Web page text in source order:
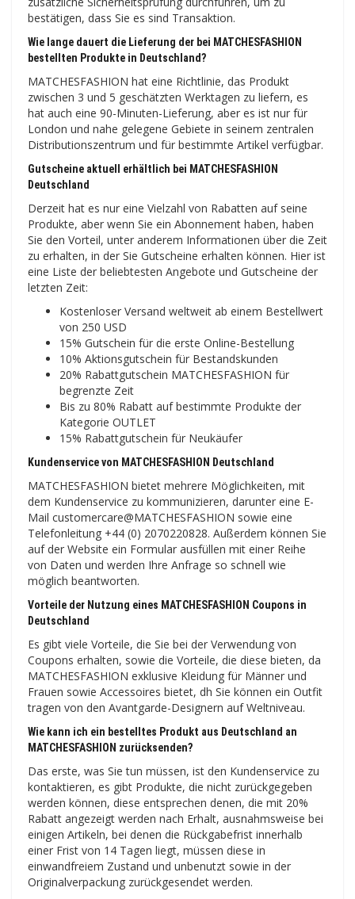
bestätigen, dass Sie es sind Transaktion.
Wie lange dauert die Lieferung der bei MATCHESFASHION
bestellten Produkte in Deutschland?
MATCHESFASHION hat eine Richtlinie, das Produkt
zwischen 3 und 5 geschätzten Werktagen zu liefern, es
hat auch eine 90-Minuten-Lieferung, aber es ist nur für
London und nahe gelegene Gebiete in seinem zentralen
Distributionszentrum und für bestimmte Artikel verfügbar.
Gutscheine aktuell erhältlich bei MATCHESFASHION
Deutschland
Derzeit hat es nur eine Vielzahl von Rabatten auf seine
Produkte, aber wenn Sie ein Abonnement haben, haben
Sie den Vorteil, unter anderem Informationen über die Zeit
zu erhalten, in der Sie Gutscheine erhalten können. Hier ist
eine Liste der beliebtesten Angebote und Gutscheine der
letzten Zeit:
Kostenloser Versand weltweit ab einem Bestellwert
von 250 USD
15% Gutschein für die erste Online-Bestellung
10% Aktionsgutschein für Bestandskunden
20% Rabattgutschein MATCHESFASHION für
begrenzte Zeit
Bis zu 80% Rabatt auf bestimmte Produkte der
Kategorie OUTLET
15% Rabattgutschein für Neukäufer
Kundenservice von MATCHESFASHION Deutschland
MATCHESFASHION bietet mehrere Möglichkeiten, mit
dem Kundenservice zu kommunizieren, darunter eine E-
Mail customercare@MATCHESFASHION sowie eine
Telefonleitung +44 (0) 2070220828. Außerdem können Sie
auf der Website ein Formular ausfüllen mit einer Reihe
von Daten und werden Ihre Anfrage so schnell wie
möglich beantworten.
Vorteile der Nutzung eines MATCHESFASHION Coupons in
Deutschland
Es gibt viele Vorteile, die Sie bei der Verwendung von
Coupons erhalten, sowie die Vorteile, die diese bieten, da
MATCHESFASHION exklusive Kleidung für Männer und
Frauen sowie Accessoires bietet, dh Sie können ein Outfit
tragen von den Avantgarde-Designern auf Weltniveau.
Wie kann ich ein bestelltes Produkt aus Deutschland an
MATCHESFASHION zurücksenden?
Das erste, was Sie tun müssen, ist den Kundenservice zu
kontaktieren, es gibt Produkte, die nicht zurückgegeben
werden können, diese entsprechen denen, die mit 20%
Rabatt angezeigt werden nach Erhalt, ausnahmsweise bei
einigen Artikeln, bei denen die Rückgabefrist innerhalb
einer Frist von 14 Tagen liegt, müssen diese in
einwandfreiem Zustand und unbenutzt sowie in der
Originalverpackung zurückgesendet werden.